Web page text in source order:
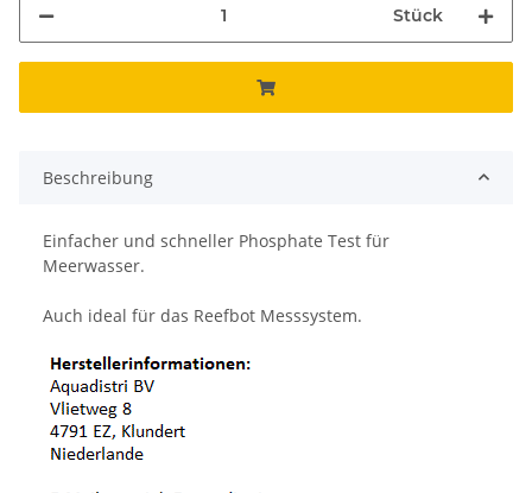
Stück
Beschreibung
Einfacher und schneller Phosphate Test für
Meerwasser.
Auch ideal für das Reefbot Messsystem.